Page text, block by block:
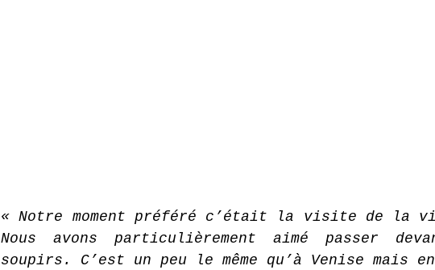
« Notre moment préféré c’était la visite de la
Nous avons particulièrement aimé passer
soupirs. C’est un peu le même qu’à Venise mais